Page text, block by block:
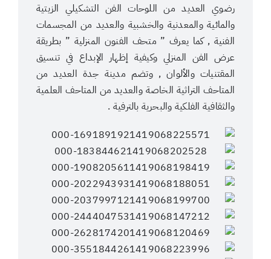
رضوي العديد من اللوحات الفن التشكيلي الزيتية
والمائية والمعدنية والخشبية والعديد من المجسمات
الفنية , كما يعرف ” متحف الفنون المنزلية ” بطريقة
عرض الفن المنزلي وكيفية إظهار الإبداع في تنسيق
المقتنيات والألوان , وتضم مدينة جدة العديد من
المتاحف التراثية الخاصة والعديد من المتاحف العلمية
والثقافية الفلكية والبحرية بالترفية .